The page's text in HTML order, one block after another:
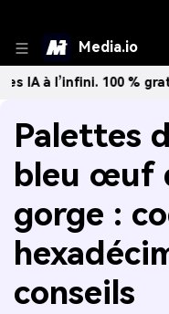
Media.io
100 % gratuit!
Palettes
bleu œuf
gorge :
conseils